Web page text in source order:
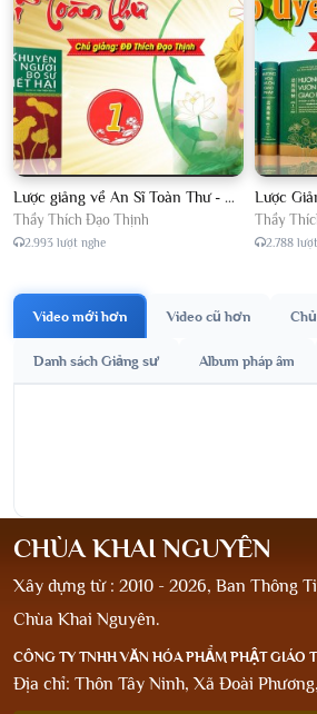
Lược giảng về An Sĩ Toàn Thư - Chủ giảng Đại Đức Thích Đạo Thịnh
Thầy Thích Đạo Thịnh
2.993 lượt nghe
Thầy
2.788
Video mới hơn Video cũ hơn
Danh sách Giảng sư Album pháp âm
CHÙA KHAI NGUYÊN
Xây dựng từ : 2010 - 2026, Ban Thông
Chùa Khai Nguyên.
CÔNG TY TNHH VĂN HÓA PHẨM PHẬT GIÁO
Địa chỉ: Thôn Tây Ninh, Xã Đoài